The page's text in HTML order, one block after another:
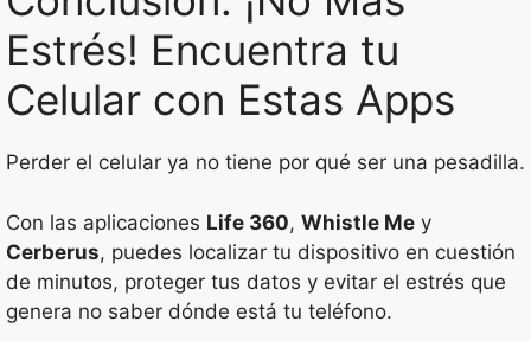
Estrés! Encuentra tu
Celular con Estas Apps
Perder el celular ya no tiene por qué ser una pesadilla.
Con las aplicaciones Life 360, Whistle Me y
Cerberus, puedes localizar tu dispositivo en cuestión
de minutos, proteger tus datos y evitar el estrés que
genera no saber dónde está tu teléfono.